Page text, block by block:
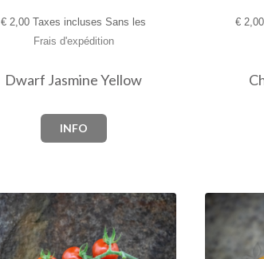
€ 2,00 Taxes incluses Sans les
Frais d'expédition
Dwarf Jasmine Yellow
INFO
€